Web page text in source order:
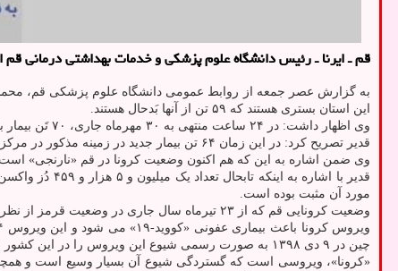
قم ـ ایرنا ـ رئیس دانشگاه علوم پزشکی و خدمات بهداشتی درمانی قم از جان باختن ۹ تن دیگر از شهروندان قمی در اثر مبتلا شدن به
این استان بستری هستند که ۵۹ تن از آنها بَدحال هستند.
وی اظهار داشت: در ۲۴ ساعت منتهی به ۳۰ مهرماه جاری، ۷۰ تَن بیمار با علائم کرونا مثبت به صورت سرپایی پذیرش شدند.
قدیر تصریح کرد: در این زمان ۶۴ تن بیمار جدید در زمینه مذکور در مرکزهای درمانی استان قم بستری و همینطور ۲۹ تن بیمار در این رابطه از مراکز درمانی این استان ترخیص شدند.
وی ضمن اشاره به این که هم اکنون وضعیت کرونا در قم «نارنجی» است، اعلام نمود: متاسفانه در ۲۴ ساعت گذشته، ۹
مورد آن مثبت بوده است.
وضعیت کرونایی قم که از ۲۳ تیرماه سال جاری در وضعیت قرمز از نظر انتشار کرونا قرار گرفته بود، ۲۰ شهریورماه جاری در رنگ بندی جدید کرونایی کشور، به رنگ نارنجی کرونایی در آمد.
ویروس کرونا باعث بیماری عفونی «کووید-۱۹» می شود و این ویروس ۲۴ آذر ۱۳۹۸ در شهر «ووهان» واقع در مرکز کشور چین گزارش شد، ابتدا از این بیماری بعنوان ذات الریه نام برده می شد، اما کمیسیون ملی
چین در ۹ دی ۱۳۹۸ به صورت رسمی شیوع این ویروس را در این کشور اعلام نمود.
«کرونا»، ویروسی است که گستردگی شیوع آن بسیار وسیع است و